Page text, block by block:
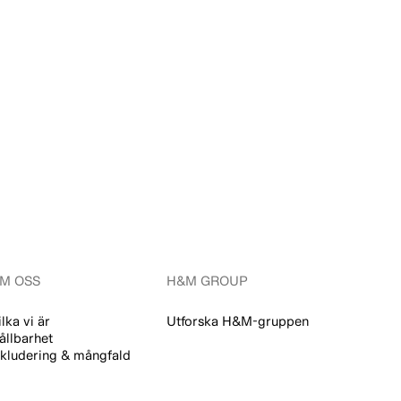
OSS
vi är
& mångfald
H&M GROUP
Utforska H&M-gruppen